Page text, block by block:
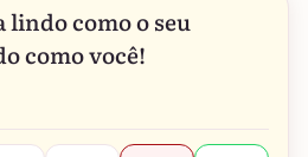
lindo como o seu
como você!